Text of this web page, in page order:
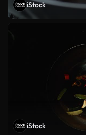
iStock
iStock